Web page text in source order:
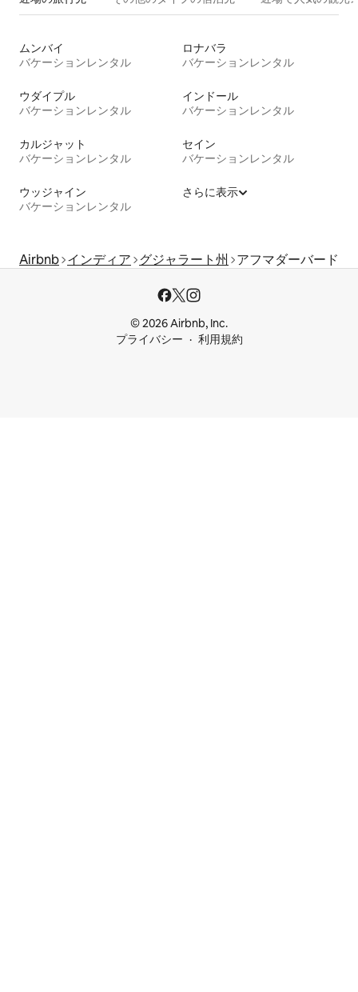
ムンバイ
バケーションレンタル
ロナバラ
バケーションレンタル
ウダイプル
バケーションレンタル
インドール
バケーションレンタル
カルジャット
バケーションレンタル
セイン
バケーションレンタル
ウッジャイン
バケーションレンタル
さらに表示
Airbnb インディア グジャラート州 アフマダーバード
© 2026 Airbnb, Inc.
プライバシー
利用規約